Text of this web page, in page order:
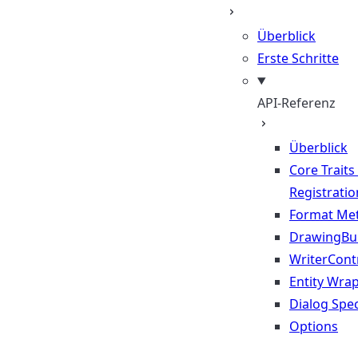
Überblick
Erste Schritte
API-Referenz
Überblick
Core
Format
Entity
Dialog
Options